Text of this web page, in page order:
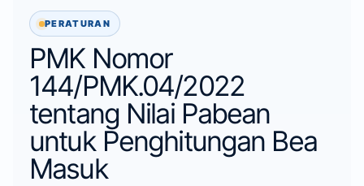
PERATURAN
PMK Nomor
144/PMK.04/2022
tentang Nilai Pabean
untuk Penghitungan Bea
Masuk